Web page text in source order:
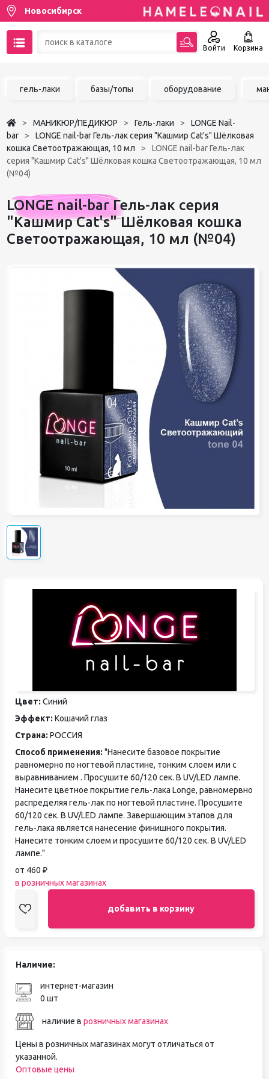
Новосибирск
Войти Корзина
Чат в MAX
Акции
гель-лаки базы/топы оборудование
МАНИКЮР/ПЕДИКЮР Гель-лаки
LONGE Nail-
bar
LONGE nail-bar Гель-лак серия "Кашмир Cat's" Шёлковая
кошка Светоотражающая, 10 мл
LONGE nail-bar Гель-лак
серия "Кашмир Cat's" Шёлковая кошка Светоотражающая, 10 мл
(№04)
LONGE nail-bar Гель-лак серия
"Кашмир Cat's" Шёлковая кошка
Светоотражающая, 10 мл (№04)
Цвет: Синий
Эффект: Кошачий глаз
Страна: РОССИЯ
Способ применения: "Нанесите базовое покрытие
равномерно по ногтевой пластине, тонким слоем или с
выравниванием . Просушите 60/120 сек. В UV/LED лампе.
Нанесите цветное покрытие гель-лака Longe, равномервно
распределяя гель-лак по ногтевой пластине. Просушите
60/120 сек. В UV/LED лампе. Завершающим этапов для
гель-лака является нанесение финишного покрытия.
Нанесите тонким слоем и просушите 60/120 сек. В UV/LED
лампе."
от 460 ₽
в розничных магазинах
добавить в корзину
Наличие:
интернет-магазин
0 шт
наличие в розничных магазинах
Цены в розничных магазинах могут отличаться от
указанной.
Оптовые цены